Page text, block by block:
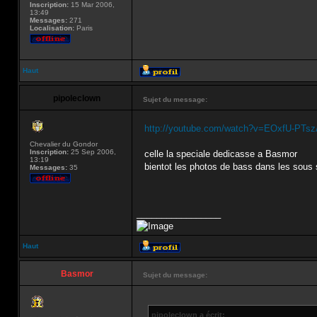
Inscription: 15 Mar 2006,
13:49
Messages: 271
Localisation: Paris
Haut
pipoleclown Sujet du message:
Chevalier du Gondor
Inscription: 25 Sep 2006,
13:19
Messages: 35
http://youtube.com/watch?v=EOxfU-
celle la speciale dedicasse a Basmor
bientot les photos de bass dans les sous
Haut
Basmor Sujet du message:
pipoleclown a écrit: